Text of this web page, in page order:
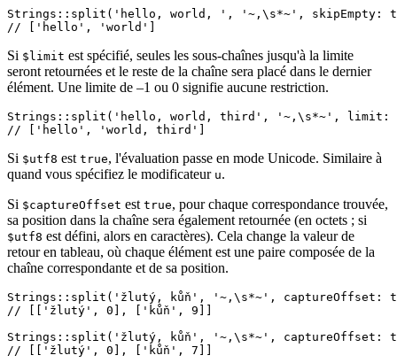
Strings::split('hello, world, ', '~,\s*~', skipEmpty:
Si $limit est spécifié, seules les sous-chaînes jusqu'à la limite
seront retournées et le reste de la chaîne sera placé dans le dernier
élément. Une limite de –1 ou 0 signifie aucune restriction.
Strings::split('hello, world, third', '~,\s*~', limit:
Si $utf8 est true, l'évaluation passe en mode Unicode. Similaire à
quand vous spécifiez le modificateur u.
Si $captureOffset est true, pour chaque correspondance trouvée,
sa position dans la chaîne sera également retournée (en octets ; si
$utf8 est défini, alors en caractères). Cela change la valeur de
retour en tableau, où chaque élément est une paire composée de la
chaîne correspondante et de sa position.
Strings::split('žlutý, kůň', '~,\s*~', captureOffset:
// [['žlutý', 0], ['kůň', 9]]
Strings::split('žlutý, kůň', '~,\s*~', captureOffset: